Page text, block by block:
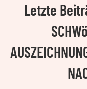
Letzte